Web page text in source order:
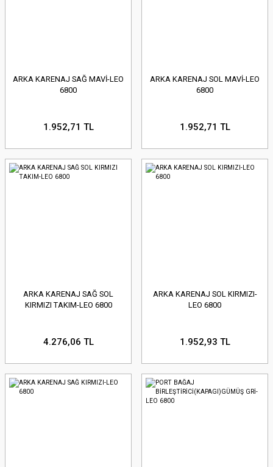
ARKA KARENAJ SAĞ MAVİ-LEO
6800
1.952,71 TL
ARKA KARENAJ SOL MAVİ-LEO
6800
1.952,71 TL
ARKA KARENAJ SAĞ SOL
KIRMIZI TAKIM-LEO 6800
4.276,06 TL
ARKA KARENAJ SOL KIRMIZI-
LEO 6800
1.952,93 TL